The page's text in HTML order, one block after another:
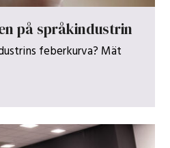
på språkindustrin
feberkurva? Mät